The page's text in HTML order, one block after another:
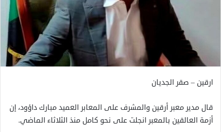
ارقين – صقر الجديان
قال مدير معبر أرقين والمشرف على المعابر العميد مبارك داؤود، إن
أزمة العالقين بالمعبر انجلت على نحو كامل منذ الثلاثاء الماضي.